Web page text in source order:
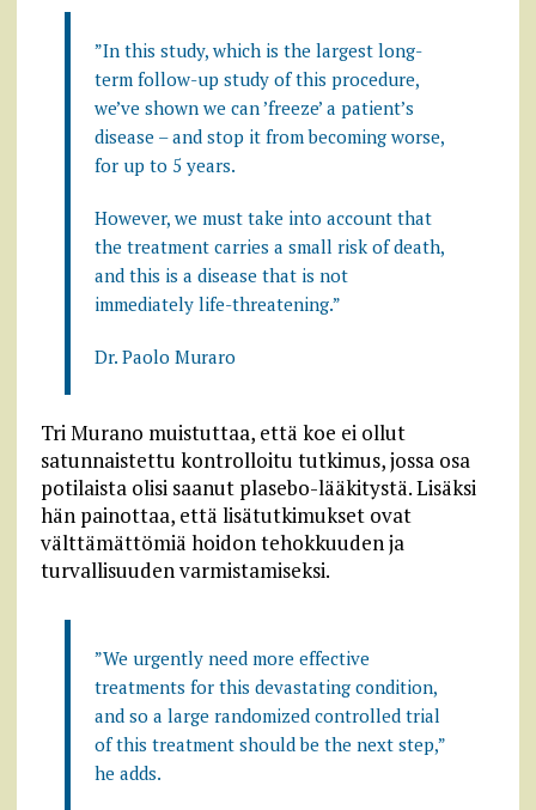
”In this study, which is the largest long-
term follow-up study of this procedure,
we’ve shown we can ’freeze’ a patient’s
disease – and stop it from becoming worse,
for up to 5 years.
However, we must take into account that
the treatment carries a small risk of death,
and this is a disease that is not
immediately life-threatening.”
Dr. Paolo Muraro
Tri Murano muistuttaa, että koe ei ollut
satunnaistettu kontrolloitu tutkimus, jossa osa
potilaista olisi saanut plasebo-lääkitystä. Lisäksi
hän painottaa, että lisätutkimukset ovat
välttämättömiä hoidon tehokkuuden ja
turvallisuuden varmistamiseksi.
”We urgently need more effective
treatments for this devastating condition,
and so a large randomized controlled trial
of this treatment should be the next step,”
he adds.